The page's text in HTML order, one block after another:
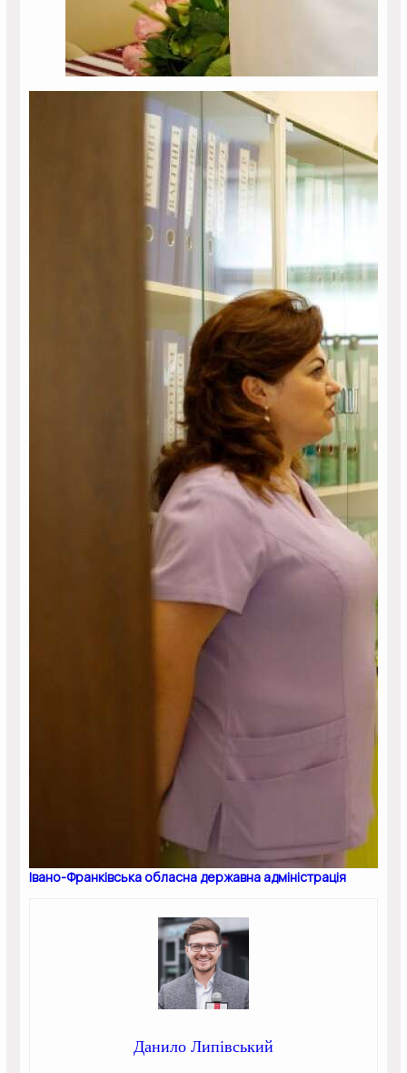
Івано-Франківська обласна державна адміністрація
Данило Липівський